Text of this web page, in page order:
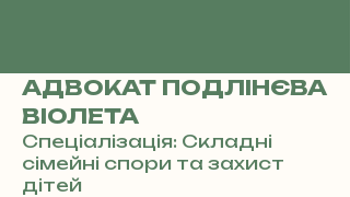
АДВОКАТ ПОДЛІНЄВА
ВІОЛЕТА
Спеціалізація: Складні
сімейні спори та захист
дітей